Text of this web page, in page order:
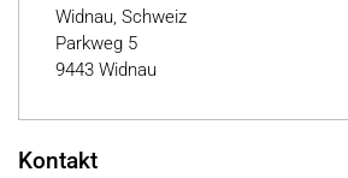
Widnau, Schweiz
Parkweg 5
9443 Widnau
Kontakt